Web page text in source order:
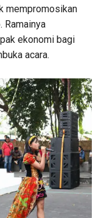
mempromosikan
Ramainya
ekonomi bagi
acara.